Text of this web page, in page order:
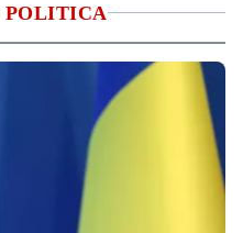
POLITICA